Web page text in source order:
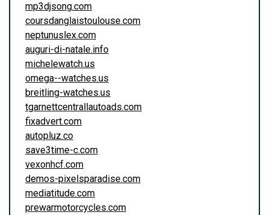
mp3djsong.com
coursdanglaistoulouse.com
neptunuslex.com
auguri-di-natale.info
michelewatch.us
omega--watches.us
breitling-watches.us
tgarnettcentrallautoads.com
fixadvert.com
autopluz.co
save3time-c.com
vexonhcf.com
demos-pixelsparadise.com
mediatitude.com
prewarmotorcycles.com